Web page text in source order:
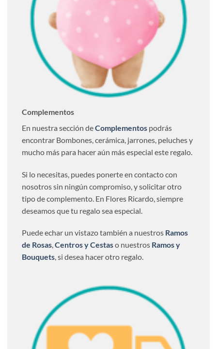
Complementos
En nuestra sección deComplementos podrás
encontrar Bombones, cerámica, jarrones, peluches y
mucho más para hacer aún más especial este regalo.
Si lo necesitas, puedes ponerte en contacto con
nosotros sin ningún compromiso, y solicitar otro
tipo de complemento. En Flores Ricardo, siempre
deseamos que tu regalo sea especial.
Puede echar un vistazo también a nuestros Ramos
de Rosas,Centros y Cestaso nuestros Ramos y
Bouquets, si desea hacer otro regalo.